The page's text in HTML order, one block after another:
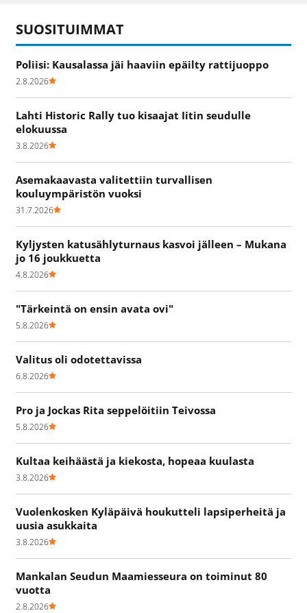
SUOSITUIMMAT
Poliisi: Kausalassa jäi haaviin epäilty rattijuoppo
2.8.2026
Lahti Historic Rally tuo kisaajat Iitin seudulle
elokuussa
3.8.2026
Asemakaavasta valitettiin turvallisen
kouluympäristön vuoksi
31.7.2026
Kyljysten katusählyturnaus kasvoi jälleen – Mukana
jo 16 joukkuetta
4.8.2026
"Tärkeintä on ensin avata ovi"
5.8.2026
Valitus oli odotettavissa
6.8.2026
Pro ja Jockas Rita seppelöitiin Teivossa
5.8.2026
Kultaa keihäästä ja kiekosta, hopeaa kuulasta
3.8.2026
Vuolenkosken Kyläpäivä houkutteli lapsiperheitä ja
uusia asukkaita
3.8.2026
Mankalan Seudun Maamiesseura on toiminut 80
vuotta
2.8.2026